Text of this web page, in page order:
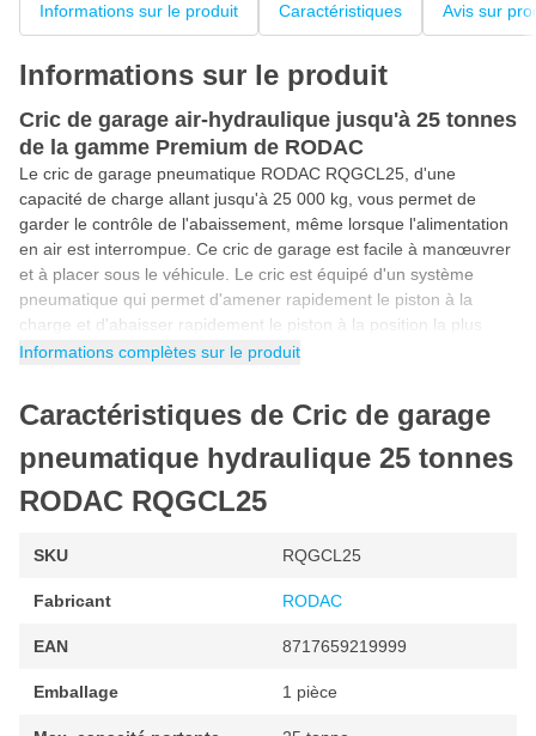
Informations sur le produit Caractéristiques Avis sur
Informations sur le produit
Cric de garage air-hydraulique jusqu'à 25 tonnes
de la gamme Premium de RODAC
Le cric de garage pneumatique RODAC RQGCL25, d'une
capacité de charge allant jusqu'à 25 000 kg, vous permet de
garder le contrôle de l'abaissement, même lorsque l'alimentation
en air est interrompue. Ce cric de garage est facile à manœuvrer
et à placer sous le véhicule. Le cric est équipé d'un système
pneumatique qui permet d'amener rapidement le piston à la
charge et d'abaisser rapidement le piston à la position la plus
basse (90 secondes sans charge). Avec son design compact, ce
Le cric de garage RODAC présente les caractéristiques
Une découpe creuse pour éviter que les mains ne frottent le
Pédale pour une approche rapide de la charge
La poignée est réglable sur 4 positions différentes : horizontale,
charge) et est pliable. Le cric de garage est également livré avec
d'éviter les fuites!
Informations complètes sur le produit
Caractéristiques de Cric de garage
pneumatique hydraulique 25 tonnes
RODAC RQGCL25
SKU RQGCL25
Fabricant RODAC
EAN 8717659219999
Emballage 1 pièce